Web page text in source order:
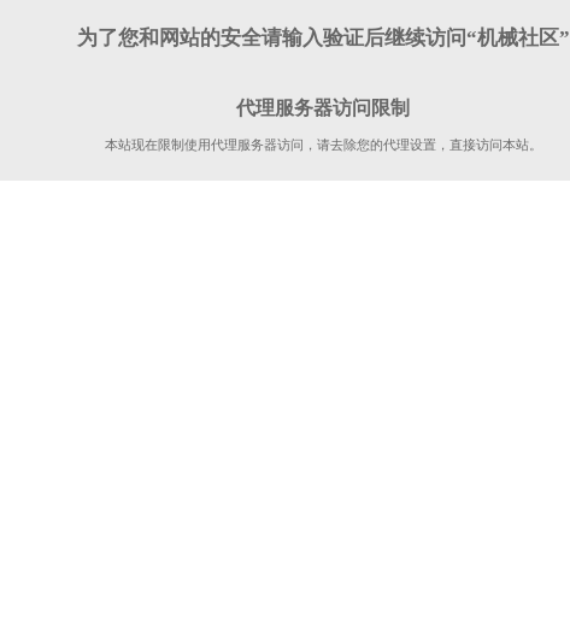
为了您和网站的安全请输入验证后继续访问“机械社区”
代理服务器访问限制
本站现在限制使用代理服务器访问，请去除您的代理设置，直接访问本站。